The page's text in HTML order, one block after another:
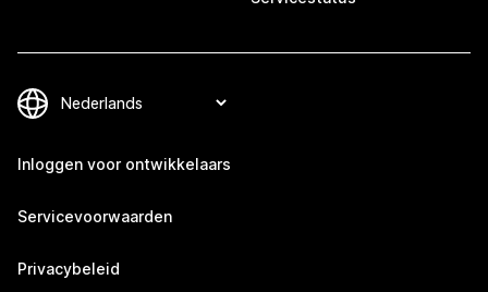
Inloggen voor ontwikkelaars
Servicevoorwaarden
Privacybeleid